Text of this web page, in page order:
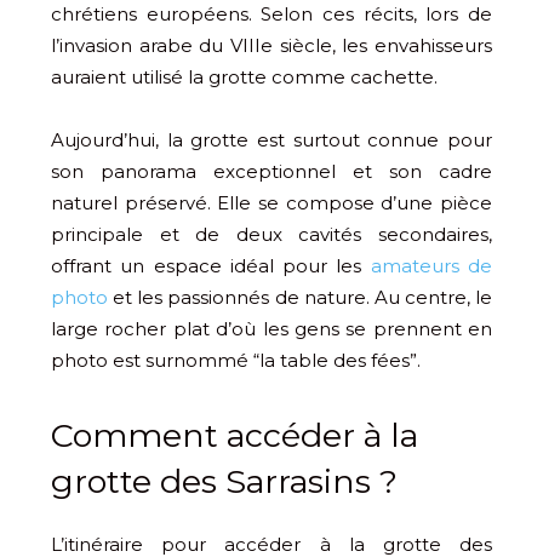
chrétiens européens. Selon ces récits, lors de
l’invasion arabe du VIIIe siècle, les envahisseurs
auraient utilisé la grotte comme cachette.
Aujourd’hui, la grotte est surtout connue pour
son panorama exceptionnel et son cadre
naturel préservé. Elle se compose d’une pièce
principale et de deux cavités secondaires,
offrant un espace idéal pour les amateurs de
photo et les passionnés de nature​. Au centre, le
large rocher plat d’où les gens se prennent en
photo est surnommé “la table des fées”.
Comment accéder à la
grotte des Sarrasins ?
L’itinéraire pour accéder à la grotte des